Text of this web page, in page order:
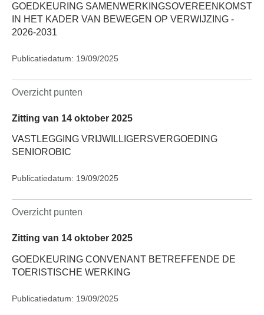
GOEDKEURING SAMENWERKINGSOVEREENKOMST
IN HET KADER VAN BEWEGEN OP VERWIJZING -
2026-2031
Publicatiedatum: 19/09/2025
Overzicht punten
Zitting van 14 oktober 2025
VASTLEGGING VRIJWILLIGERSVERGOEDING
SENIOROBIC
Publicatiedatum: 19/09/2025
Overzicht punten
Zitting van 14 oktober 2025
GOEDKEURING CONVENANT BETREFFENDE DE
TOERISTISCHE WERKING
Publicatiedatum: 19/09/2025